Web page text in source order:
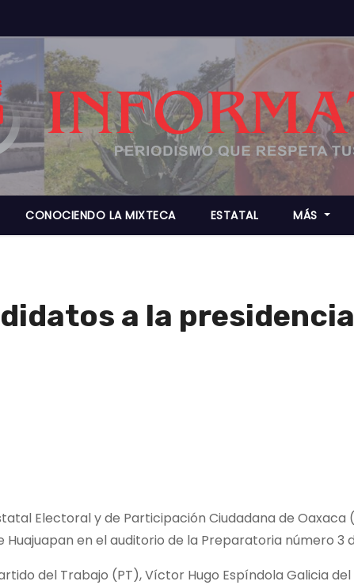
CONOCIENDO LA MIXTECA ESTATAL MÁS
a la
Electoral y de Participación Ciudadana de Oaxaca
en el auditorio de la Preparatoria número 3
del Trabajo (PT), Víctor Hugo Espíndola Galicia